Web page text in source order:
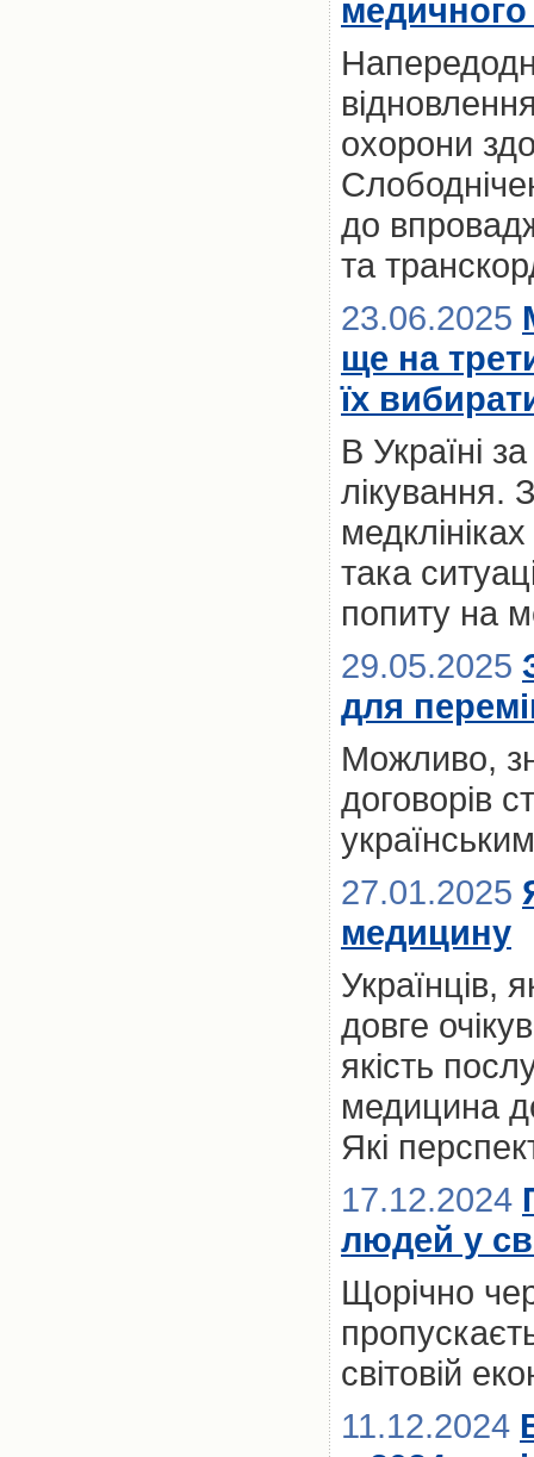
медичного
охорони
до
та
23.06.2025
ще на
їх
В Україні
лікування.
така
попиту на
29.05.2025
для
Можливо,
договорів
27.01.2025
медицину
Українців,
довге
якість
медицина
Які
17.12.2024
людей у
Щорічно
світовій
11.12.2024